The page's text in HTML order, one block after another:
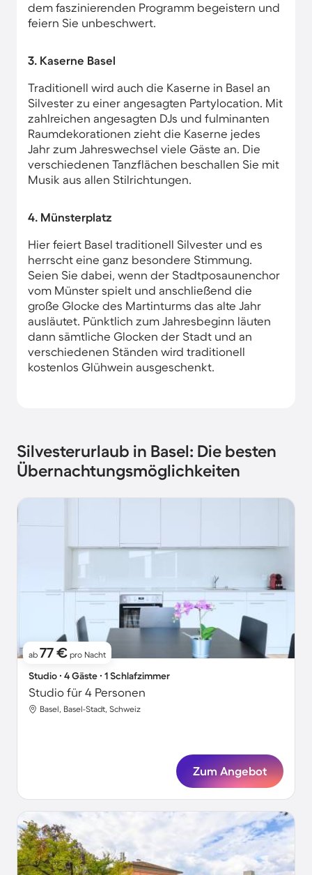
dem faszinierenden Programm begeistern und
feiern Sie unbeschwert.
3. Kaserne Basel
Traditionell wird auch die Kaserne in Basel an
Silvester zu einer angesagten Partylocation. Mit
zahlreichen angesagten DJs und fulminanten
Raumdekorationen zieht die Kaserne jedes
Jahr zum Jahreswechsel viele Gäste an. Die
verschiedenen Tanzflächen beschallen Sie mit
Musik aus allen Stilrichtungen.
4. Münsterplatz
Hier feiert Basel traditionell Silvester und es
herrscht eine ganz besondere Stimmung.
Seien Sie dabei, wenn der Stadtposaunenchor
vom Münster spielt und anschließend die
große Glocke des Martinturms das alte Jahr
ausläutet. Pünktlich zum Jahresbeginn läuten
dann sämtliche Glocken der Stadt und an
verschiedenen Ständen wird traditionell
kostenlos Glühwein ausgeschenkt.
Silvesterurlaub in Basel: Die besten
Übernachtungsmöglichkeiten
ab 77 € pro Nacht
Studio ∙ 4 Gäste ∙ 1 Schlafzimmer
Studio für 4 Personen
Basel, Basel-Stadt, Schweiz
Zum Angebot